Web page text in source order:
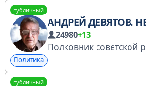
публичный
АНДРЕЙ ДЕВЯТОВ.
24980+13
Политика
публичный